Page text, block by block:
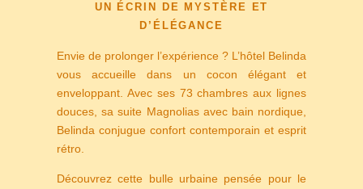
UN ÉCRIN DE MYSTÈRE ET
D’ÉLÉGANCE
Envie de prolonger l’expérience ? L’hôtel Belinda
vous accueille dans un cocon élégant et
enveloppant. Avec ses 73 chambres aux lignes
douces, sa suite Magnolias avec bain nordique,
Belinda conjugue confort contemporain et esprit
rétro.
Découvrez cette bulle urbaine pensée pour le